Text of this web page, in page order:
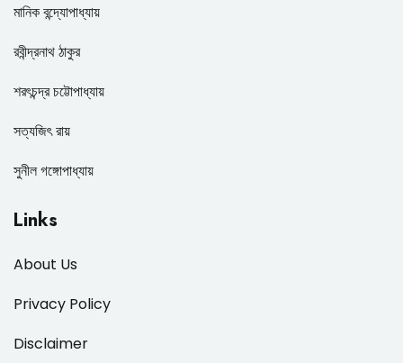
মানিক বন্দ্যোপাধ্যায়
রবীন্দ্রনাথ ঠাকুর
শরৎচন্দ্র চট্টোপাধ্যায়
সত্যজিৎ রায়
সুনীল গঙ্গোপাধ্যায়
Links
About Us
Privacy Policy
Disclaimer